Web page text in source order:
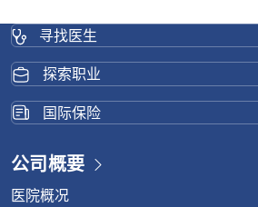
部）出现疼痛、麻木或无力。 椎间盘
盘突出部位和神经受压程度而异。常
时治疗，症状会随着时间推移而加重
突出症的病因 椎间盘突出症的诊断 诊
体格检查开始。其他检查可能包括：
早期椎间盘突出： 对于更严重或持续
情在六个月内没有改善或加重，例如
障碍、行走困难或大小便失禁等症状
行内镜下椎间盘切除术，这是一种微
寻找医生
探索职业
国际保险
公司概要
医院概况